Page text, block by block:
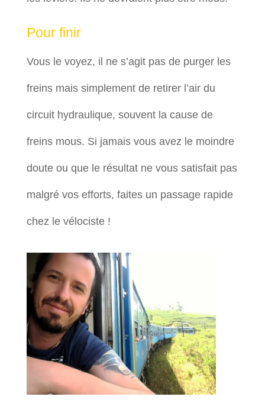
Pour finir
Vous le voyez, il ne s’agit pas de purger les
freins mais simplement de retirer l’air du
circuit hydraulique, souvent la cause de
freins mous. Si jamais vous avez le moindre
doute ou que le résultat ne vous satisfait pas
malgré vos efforts, faites un passage rapide
chez le vélociste !